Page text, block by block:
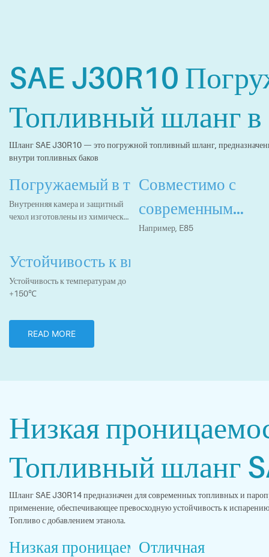
SAE J30R10
Топливный шланг в
Шланг SAE J30R10 — это погружной топливный шланг,
внутри топливных баков
Погружаемый в топливные баки
Внутренняя камера и защитный
чехол изготовлены из химически
Совместимо с
современным
бензином и
Например, E85
Устойчивость к высоким
Устойчивость к температурам до
+150℃
READ MORE
Низкая
Топливный шланг
Шланг SAE J30R14 предназначен для современных топливных и
применение, обеспечивающее превосходную устойчивость к
Топливо с добавлением этанола.
Низкая проницаемость топлива
Отличная